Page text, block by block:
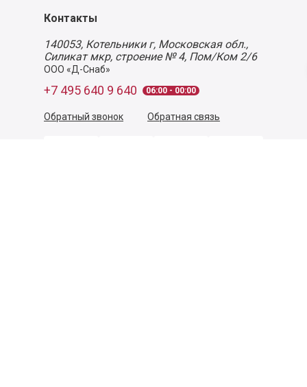
Контакты
140053, Котельники г, Московская обл.,
Силикат мкр, строение № 4, Пом/Ком 2/6
ООО «Д-Снаб»
+7 495 640 9 640 06:00 - 00:00
Обратный звонок Обратная связь